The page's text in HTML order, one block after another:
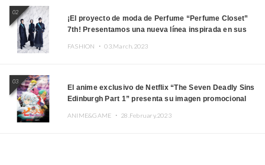
02
¡El proyecto de moda de Perfume “Perfume Closet”
7th! Presentamos una nueva línea inspirada en sus
FASHION ・03.March.2023
03
El anime exclusivo de Netflix “The Seven Deadly Sins
Edinburgh Part 1” presenta su imagen promocional
ANIME&GAME ・ 28.February.2023